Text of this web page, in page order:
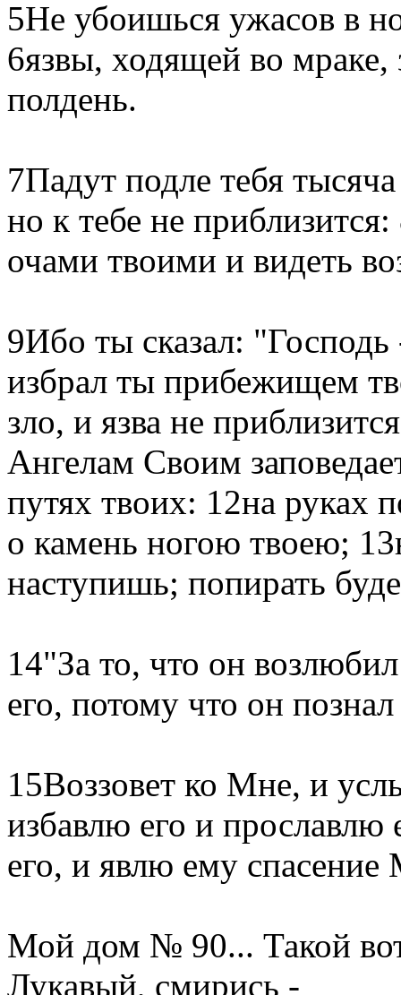
5Не убоишься ужасов в
6язвы, ходящей во
полдень.
7Падут подле тебя
но к тебе не
очами твоими и видеть
9Ибо ты сказал:
избрал ты прибежищем
зло, и язва не
Ангелам Своим
путях твоих: 12на руках
о камень ногою твоею;
наступишь; попирать
14"За то, что он
его, потому что он
15Воззовет ко Мне, и
избавлю его и
его, и явлю ему
Мой дом № 90... Такой
Лукавый, смирись -